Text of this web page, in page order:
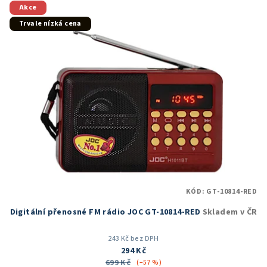
Akce
Trvale nízká cena
Digitální přenosné FM rádio JOC GT-10814-RED Skladem v ČR
243 Kč bez DPH
294 Kč
699 Kč (–57 %)
KÓD: GT-10814-RED